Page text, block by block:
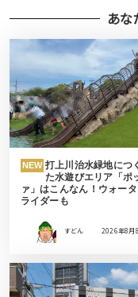
あな
NEW 打上川治水緑地につ
た水遊びエリア「ポ
ァ」はこんなん！ウォー
ライダーも
すどん 2026年8月